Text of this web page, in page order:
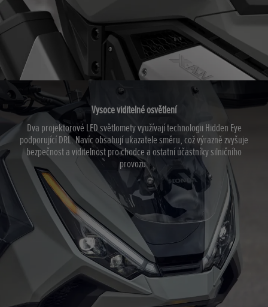
Vysoce viditelné osvětlení
Dva projektorové LED světlomety využívají technologii Hidden Eye
podporující DRL. Navíc obsahují ukazatele směru, což výrazně zvyšuje
bezpečnost a viditelnost pro chodce a ostatní účastníky silničního
provozu.